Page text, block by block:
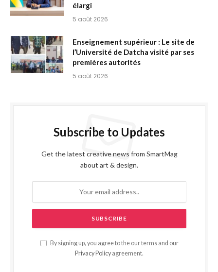
élargi
5 août 2026
Enseignement supérieur : Le site de
l’Université de Datcha visité par ses
premières autorités
5 août 2026
Subscribe to Updates
Get the latest creative news from SmartMag
about art & design.
By signing up, you agree to the our terms and our
Privacy Policy agreement.